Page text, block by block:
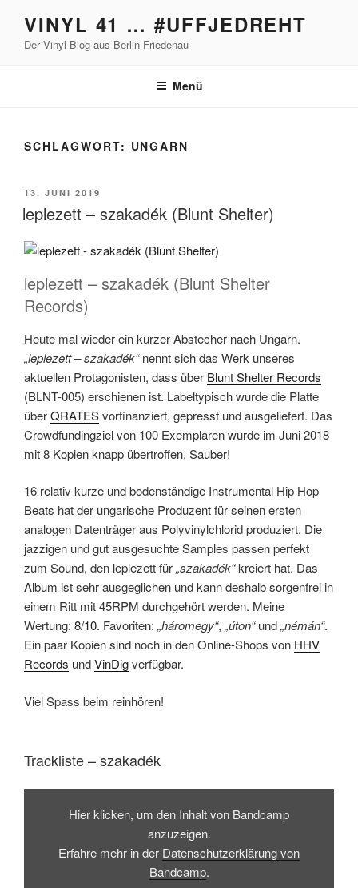
Inhalt
springen
VINYL 41 … #UFFJEDREHT
Der Vinyl Blog aus Berlin-Friedenau
Menü
SCHLAGWORT: UNGARN
VERÖFFENTLICHT
AM
13. JUNI 2019
leplezett – szakadék (Blunt Shelter)
leplezett – szakadék (Blunt Shelter
Records)
Heute mal wieder ein kurzer Abstecher nach Ungarn.
„leplezett – szakadék“nennt sich das Werk unseres
aktuellen Protagonisten, dass über Blunt Shelter Records
(BLNT-005) erschienen ist. Labeltypisch wurde die Platte
überQRATESvorfinanziert, gepresst und ausgeliefert. Das
Crowdfundingziel von 100 Exemplaren wurde im Juni 2018
mit 8 Kopien knapp übertroffen. Sauber!
16 relativ kurze und bodenständige Instrumental Hip Hop
Beats hat der ungarische Produzent für seinen ersten
analogen Datenträger aus Polyvinylchlorid produziert. Die
jazzigen und gut ausgesuchte Samples passen perfekt
zum Sound, den leplezett für„szakadék“kreiert hat. Das
Album ist sehr ausgeglichen und kann deshalb sorgenfrei in
einem Ritt mit 45RPM durchgehört werden. Meine
Wertung: 8/10. Favoriten: „háromegy“, „úton“und„némán“.
Ein paar Kopien sind noch in den Online-Shops von HHV
Records undVinDigverfügbar.
Viel Spass beim reinhören!
Trackliste – szakadék
Inhalt
BandcampHier klicken, um den Inhalt von Bandcamp
anzuzeigen.
Erfahre mehr in der Datenschutzerklärung von
Bandcamp.